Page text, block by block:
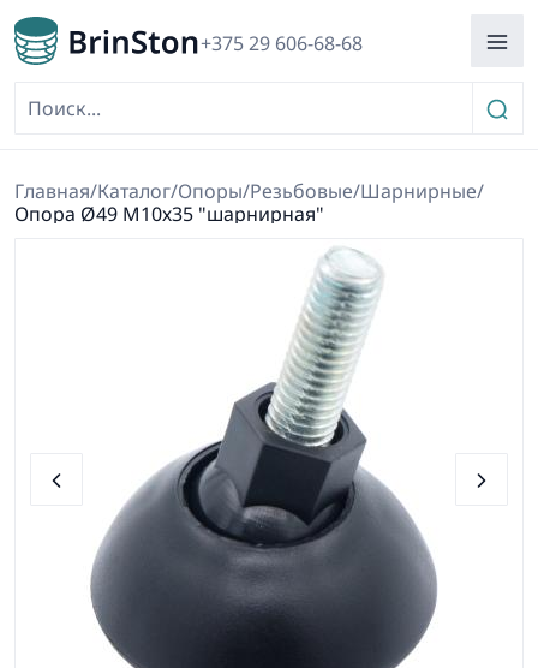
+375 29 606-68-68
Главная/Каталог/Опоры/Резьбовые/Шарнирные/
Опора Ø49 М10х35 "шарнирная"